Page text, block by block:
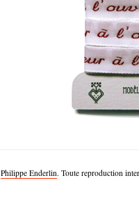
Philippe Enderlin. Toute reproduction